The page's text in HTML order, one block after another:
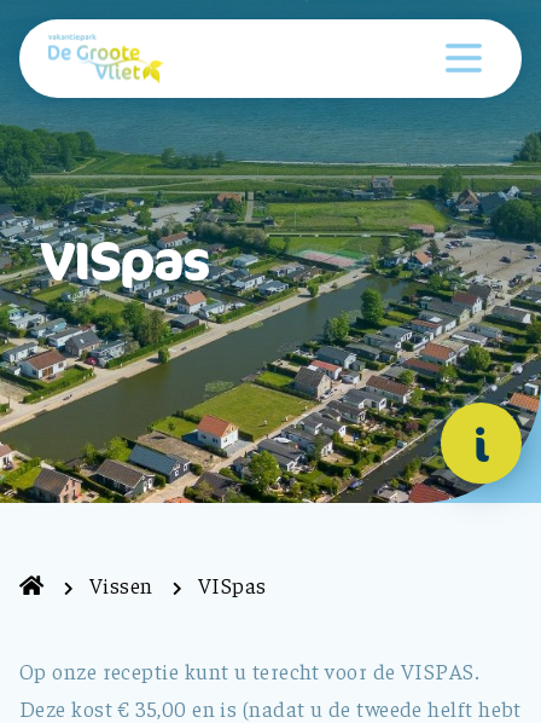
VISpas
i
Vissen VISpas
Op onze receptie kunt u terecht voor de VISPAS.
Deze kost € 35,00 en is (nadat u de tweede helft hebt